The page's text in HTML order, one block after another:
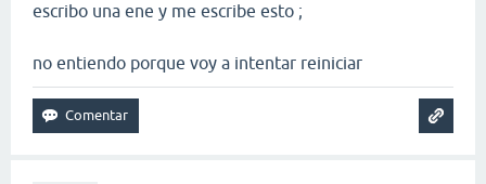
escribo una ene y me escribe esto ;
no entiendo porque voy a intentar reiniciar